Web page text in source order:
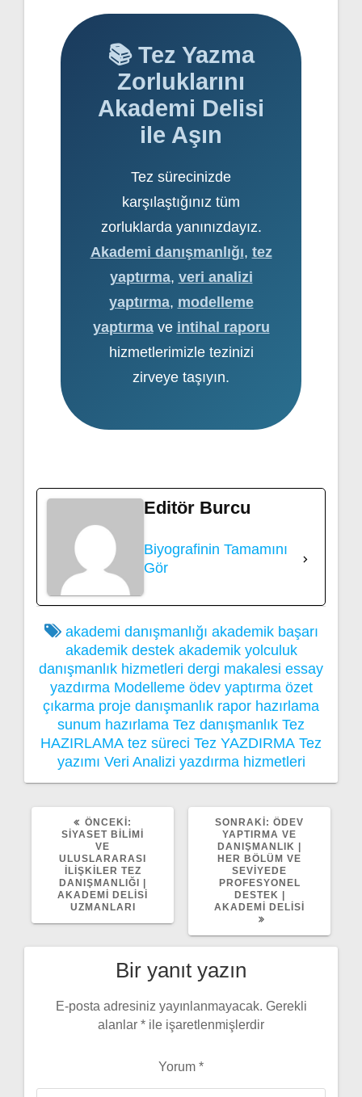
📚 Tez Yazma
Zorluklarını
Akademi Delisi
ile Aşın
Tez sürecinizde
karşılaştığınız tüm
zorluklarda yanınızdayız.
Akademi danışmanlığı, tez
yaptırma, veri analizi
yaptırma, modelleme
yaptırmave intihal raporu
hizmetlerimizle tezinizi
zirveye taşıyın.
Editör Burcu
Biyografinin Tamamını
Gör
akademi danışmanlığı akademik başarı
akademik destek akademik yolculuk
danışmanlık hizmetleri dergi makalesi essay
yazdırma Modelleme ödev yaptırma özet
çıkarma proje danışmanlık rapor hazırlama
sunum hazırlama Tez danışmanlık Tez
HAZIRLAMA tez süreci Tez YAZDIRMA Tez
yazımı Veri Analizi yazdırma hizmetleri
ÖNCEKI:
YAZI:
SIYASET BILIMI
VE
ULUSLARARASI
İLIŞKILER TEZ
DANIŞMANLIĞI |
AKADEMI DELISI
UZMANLARI
SONRAKI: SONRAKI
YAZI:
ÖDEV
YAPTIRMA VE
DANIŞMANLIK |
HER BÖLÜM VE
SEVIYEDE
PROFESYONEL
DESTEK |
AKADEMI DELISI
Bir yanıt yazın
E-posta adresiniz yayınlanmayacak. Gerekli
alanlar * ile işaretlenmişlerdir
Yorum *